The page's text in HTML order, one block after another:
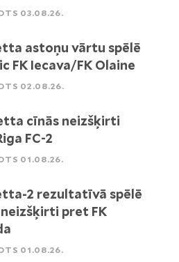
03.08.26.
astoņu vārtu spēlē
FK Iecava/FK Olaine
02.08.26.
cīnās neizšķirti
FC-2
01.08.26.
2 rezultatīvā spēlē
pret FK
01.08.26.